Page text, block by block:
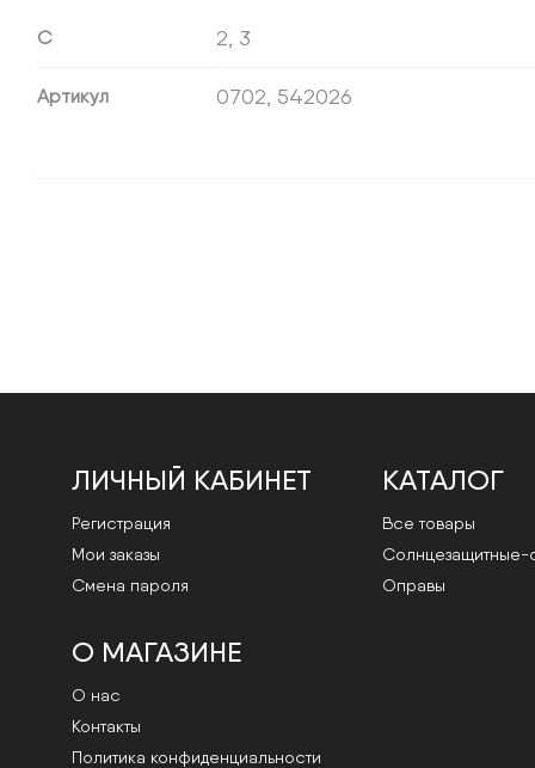
С 2, 3
Артикул 0702, 542026
ЛИЧНЫЙ КАБИНЕТ
Регистрация
Мои заказы
Смена пароля
КАТАЛОГ
Все товары
Cолнцезащитные-
Оправы
О МАГАЗИНЕ
О нас
Контакты
Политика конфиденциальности